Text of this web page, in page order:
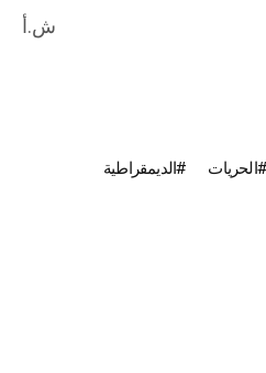
ش.أ
الحريات
الديمقراطية